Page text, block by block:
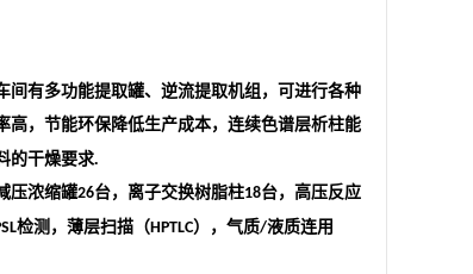
有多功能提取罐、逆流提取机组，可进行各种
高，节能环保降低生产成本，连续色谱层析柱能
的干燥要求.
压浓缩罐26台，离子交换树脂柱18台，高压反应
检测，薄层扫描（HPTLC），气质/液质连用